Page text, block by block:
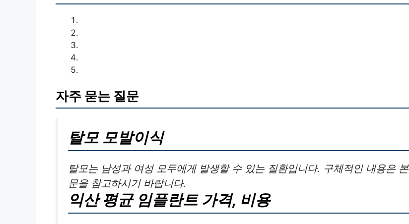
자주 묻는 질문
탈모 모발이식
탈모는 남성과 여성 모두에게 발생할 수 있는 질환입니다. 구체적인 내용은 본
문을 참고하시기 바랍니다.
익산 평균 임플란트 가격, 비용